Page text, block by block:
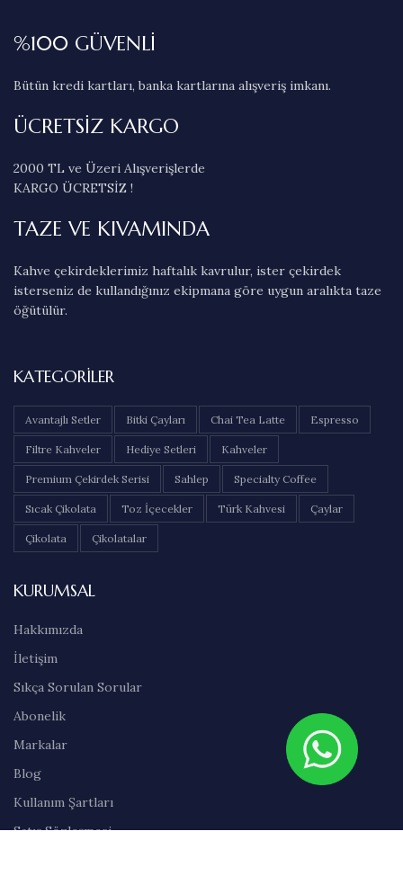
%100 GÜVENLİ
Bütün kredi kartları, banka kartlarına alışveriş imkanı.
ÜCRETSİZ KARGO
2000 TL ve Üzeri Alışverişlerde
KARGO ÜCRETSİZ !
TAZE VE KIVAMINDA
Kahve çekirdeklerimiz haftalık kavrulur, ister çekirdek
isterseniz de kullandığınız ekipmana göre uygun aralıkta taze
öğütülür.
KATEGORILER
Avantajlı Setler Bitki Çayları Chai Tea Latte Espresso
Filtre Kahveler Hediye Setleri Kahveler
Premium Çekirdek Serisi Sahlep Specialty Coffee
Sıcak Çikolata Toz İçecekler Türk Kahvesi Çaylar
Çikolata Çikolatalar
KURUMSAL
Hakkımızda
İletişim
Sıkça Sorulan Sorular
Abonelik
Markalar
Blog
Kullanım Şartları
Satış Sözleşmesi